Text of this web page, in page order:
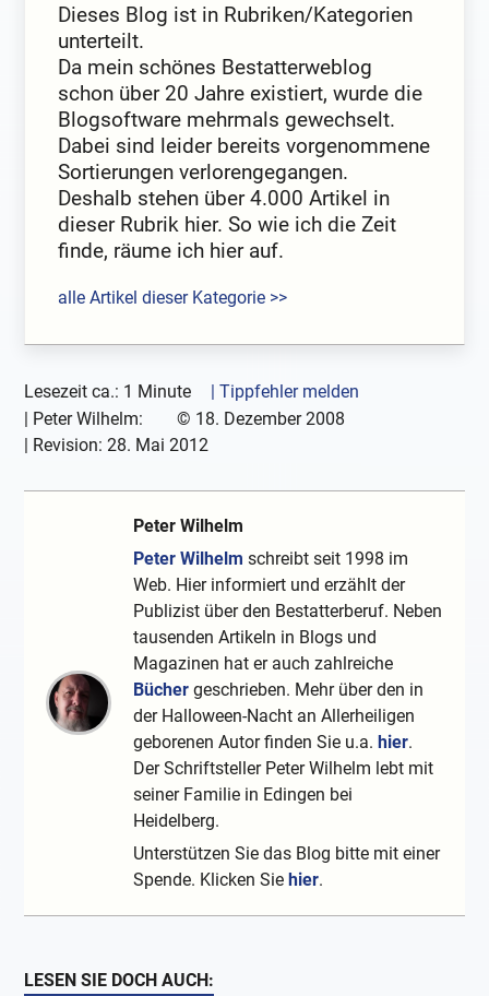
Dieses Blog ist in Rubriken/Kategorien
unterteilt.
Da mein schönes Bestatterweblog
schon über 20 Jahre existiert, wurde die
Blogsoftware mehrmals gewechselt.
Dabei sind leider bereits vorgenommene
Sortierungen verlorengegangen.
Deshalb stehen über 4.000 Artikel in
dieser Rubrik hier. So wie ich die Zeit
finde, räume ich hier auf.
alle Artikel dieser Kategorie >>
Lesezeit ca.: 1 Minute
| Tippfehler melden
| Peter Wilhelm: © 18. Dezember 2008
| Revision:28. Mai 2012
Peter Wilhelm
Peter Wilhelm schreibt seit 1998 im
Web. Hier informiert und erzählt der
Publizist über den Bestatterberuf. Neben
tausenden Artikeln in Blogs und
Magazinen hat er auch zahlreiche
Bücher geschrieben. Mehr über den in
der Halloween-Nacht an Allerheiligen
geborenen Autor finden Sie u.a.hier.
Der Schriftsteller Peter Wilhelm lebt mit
seiner Familie in Edingen bei
Heidelberg.
Unterstützen Sie das Blog bitte mit einer
Spende. Klicken Siehier.
LESEN SIE DOCH AUCH: